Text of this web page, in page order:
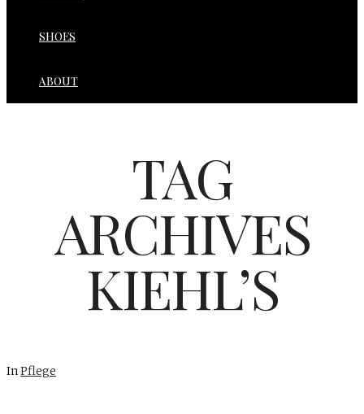
SHOES
ABOUT
TAG
ARCHIVES
KIEHL’S
InPflege